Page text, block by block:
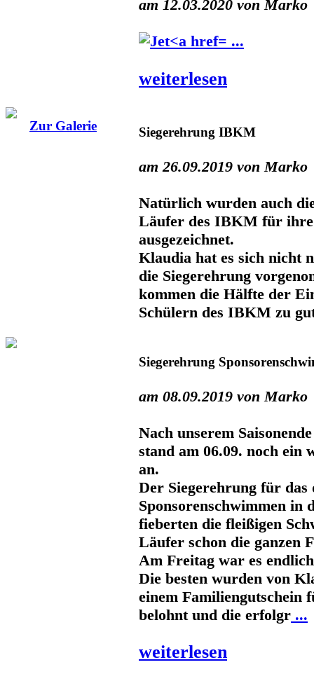
am 12.03.2020 von Marko
...
weiterlesen
Zur Galerie Siegerehrung IBKM
am 26.09.2019 von Marko
Natürlich wurden auch
Läufer des IBKM für ihre
ausgezeichnet.
Klaudia hat es sich nicht
die Siegerehrung
kommen die Hälfte der
Schülern des IBKM zu
Siegerehrung
am 08.09.2019 von Marko
Nach unserem
stand am 06.09. noch ein
an.
Der Siegerehrung für das
Sponsorenschwimmen in
fieberten die fleißigen
Läufer schon die ganzen
Am Freitag war es
Die besten wurden von
einem Familiengutschein
belohnt und die erfolgr ...
weiterlesen